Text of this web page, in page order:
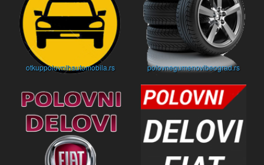
otkuppolovnihautomobila.rs polovnegumenovibeograd.rs